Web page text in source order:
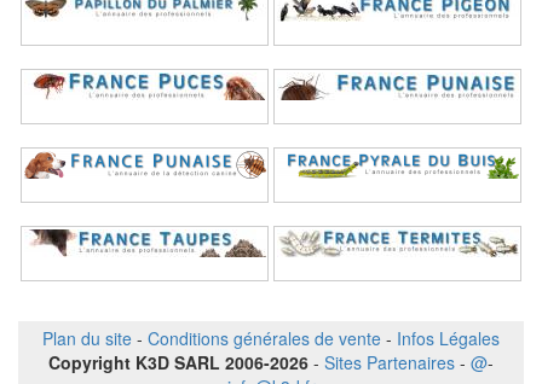
Plan du site - Conditions générales de vente - Infos Légales
Copyright K3D SARL 2006-2026 - Sites Partenaires - @-